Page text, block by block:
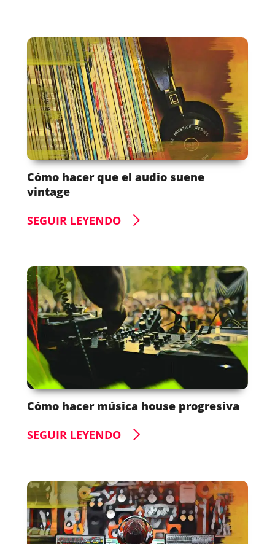
Cómo hacer que el audio suene
vintage
SEGUIR LEYENDO
Cómo hacer música house progresiva
SEGUIR LEYENDO